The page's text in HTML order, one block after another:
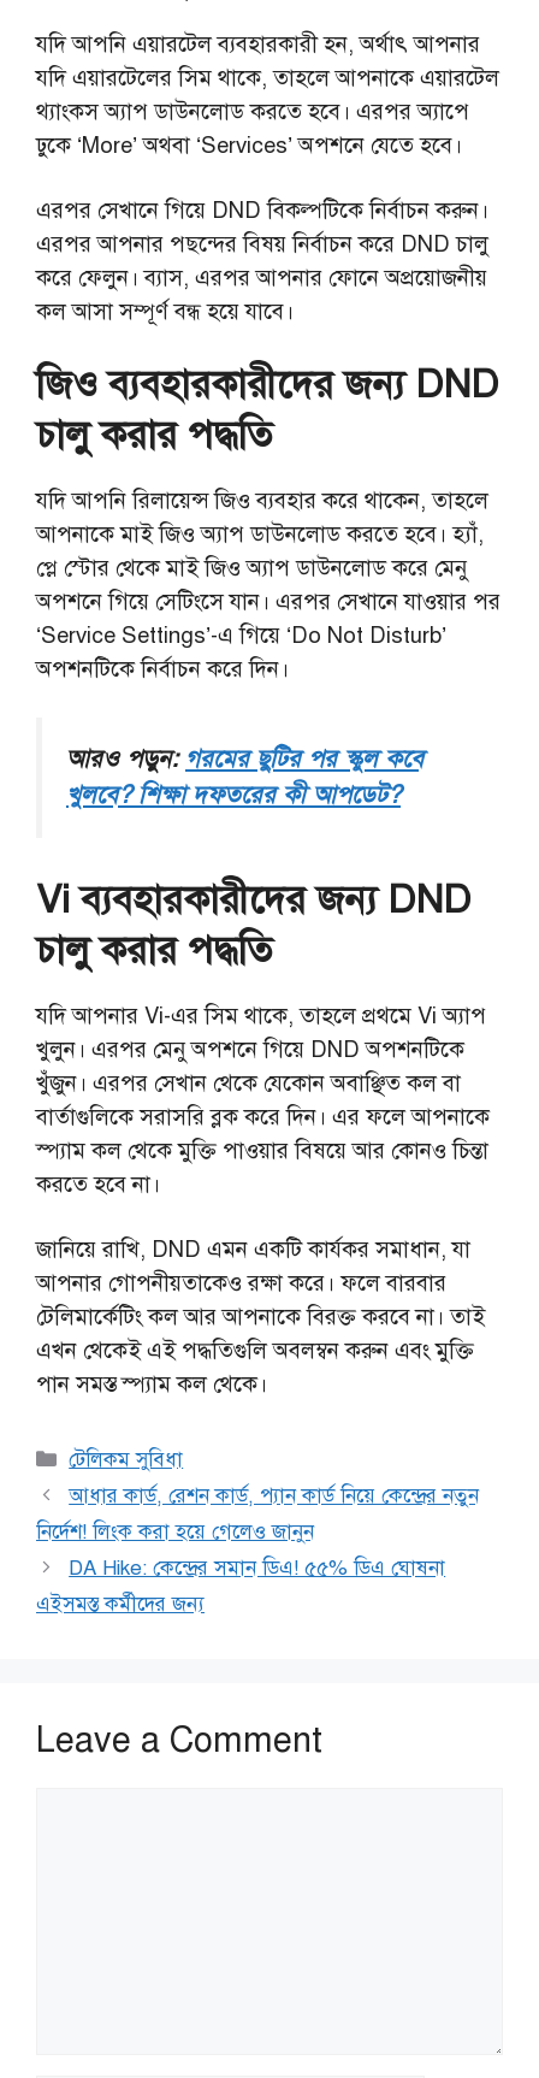
যদি আপনি এয়ারটেল ব্যবহারকারী হন, অর্থাৎ আপনার
যদি এয়ারটেলের সিম থাকে, তাহলে আপনাকে এয়ারটেল
থ্যাংকস অ্যাপ ডাউনলোড করতে হবে। এরপর অ্যাপে
ঢুকে ‘More’ অথবা ‘Services’ অপশনে যেতে হবে।
এরপর সেখানে গিয়ে DND বিকল্পটিকে নির্বাচন করুন।
এরপর আপনার পছন্দের বিষয় নির্বাচন করে DND চালু
করে ফেলুন। ব্যাস, এরপর আপনার ফোনে অপ্রয়োজনীয়
কল আসা সম্পূর্ণ বন্ধ হয়ে যাবে।
জিও ব্যবহারকারীদের জন্য DND
চালু করার পদ্ধতি
যদি আপনি রিলায়েন্স জিও ব্যবহার করে থাকেন, তাহলে
আপনাকে মাই জিও অ্যাপ ডাউনলোড করতে হবে। হ্যাঁ,
প্লে স্টোর থেকে মাই জিও অ্যাপ ডাউনলোড করে মেনু
অপশনে গিয়ে সেটিংসে যান। এরপর সেখানে যাওয়ার পর
‘Service Settings’-এ গিয়ে ‘Do Not Disturb’
অপশনটিকে নির্বাচন করে দিন।
আরও পড়ুন: গরমের ছুটির পর স্কুল কবে
খুলবে? শিক্ষা দফতরের কী আপডেট?
Vi ব্যবহারকারীদের জন্য DND
চালু করার পদ্ধতি
যদি আপনার Vi-এর সিম থাকে, তাহলে প্রথমে Vi অ্যাপ
খুলুন। এরপর মেনু অপশনে গিয়ে DND অপশনটিকে
খুঁজুন। এরপর সেখান থেকে যেকোন অবাঞ্ছিত কল বা
বার্তাগুলিকে সরাসরি ব্লক করে দিন। এর ফলে আপনাকে
স্প্যাম কল থেকে মুক্তি পাওয়ার বিষয়ে আর কোনও চিন্তা
করতে হবে না।
জানিয়ে রাখি, DND এমন একটি কার্যকর সমাধান, যা
আপনার গোপনীয়তাকেও রক্ষা করে। ফলে বারবার
টেলিমার্কেটিং কল আর আপনাকে বিরক্ত করবে না। তাই
এখন থেকেই এই পদ্ধতিগুলি অবলম্বন করুন এবং মুক্তি
পান সমস্ত স্প্যাম কল থেকে।
Categories
টেলিকম সুবিধা
আধার কার্ড, রেশন কার্ড, প্যান কার্ড নিয়ে কেন্দ্রের নতুন
নির্দেশ! লিংক করা হয়ে গেলেও জানুন
DA Hike: কেন্দ্রের সমান ডিএ! ৫৫% ডিএ ঘোষনা
এইসমস্ত কর্মীদের জন্য
Leave a Comment